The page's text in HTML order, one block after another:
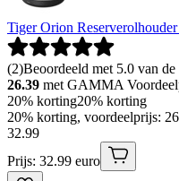
Tiger Orion
(2)Beoordeeld met 5.0 van
26.39 met GAMMA
20% korting20% korting
20% korting, voordeelprijs:
32.99
Prijs: 32.99 euro